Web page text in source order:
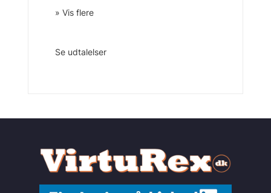
» Vis flere
Se udtalelser